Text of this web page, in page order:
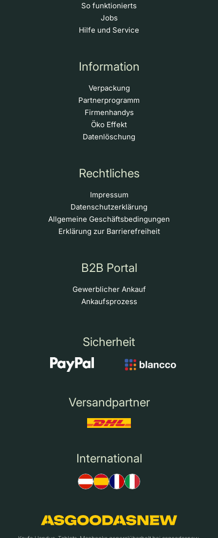
So funktionierts
Jobs
Hilfe und Service
Information
Verpackung
Partnerprogramm
Firmenhandys
Öko Effekt
Datenlöschung
Rechtliches
Impressum
Datenschutzerklärung
Allgemeine Geschäftsbedingungen
Erklärung zur Barrierefreiheit
B2B Portal
Gewerblicher Ankauf
Ankaufsprozess
Sicherheit
Versandpartner
International